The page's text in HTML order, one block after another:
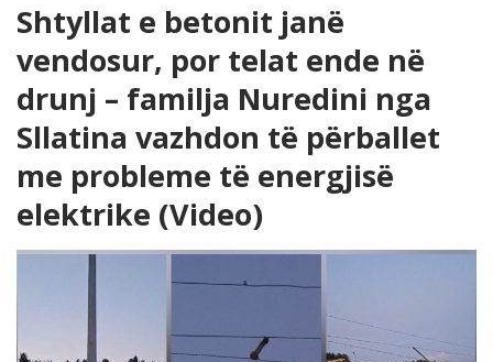
Shtyllat e betonit janë
vendosur, por telat ende në
drunj – familja Nuredini nga
Sllatina vazhdon të përballet
me probleme të energjisë
elektrike (Video)